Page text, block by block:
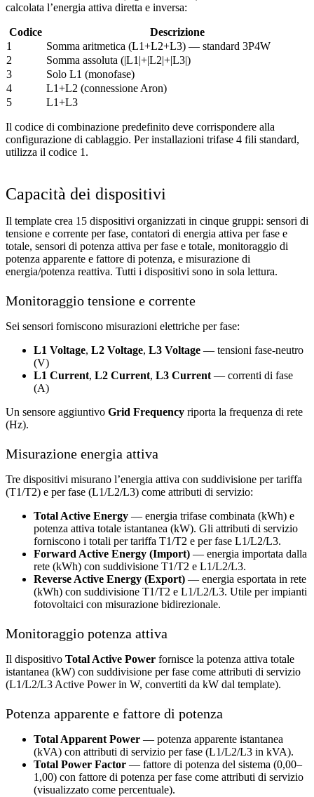
calcolata l’energia attiva diretta e inversa:
Codice
Descrizione
1
Somma aritmetica (L1+L2+L3) — standard 3P4W
2
Somma assoluta (|L1|+|L2|+|L3|)
3
Solo L1 (monofase)
4
L1+L2 (connessione Aron)
5
L1+L3
Il codice di combinazione predefinito deve corrispondere alla
configurazione di cablaggio. Per installazioni trifase 4 fili standard,
utilizza il codice 1.
Capacità dei dispositivi
Il template crea 15 dispositivi organizzati in cinque gruppi: sensori di
tensione e corrente per fase, contatori di energia attiva per fase e
totale, sensori di potenza attiva per fase e totale, monitoraggio di
potenza apparente e fattore di potenza, e misurazione di
energia/potenza reattiva. Tutti i dispositivi sono in sola lettura.
Monitoraggio tensione e corrente
Sei sensori forniscono misurazioni elettriche per fase:
L1 Voltage, L2 Voltage, L3 Voltage — tensioni fase-neutro
(V)
L1 Current, L2 Current, L3 Current — correnti di fase
(A)
Un sensore aggiuntivo Grid Frequency riporta la frequenza di rete
(Hz).
Misurazione energia attiva
Tre dispositivi misurano l’energia attiva con suddivisione per tariffa
(T1/T2) e per fase (L1/L2/L3) come attributi di servizio:
Total Active Energy — energia trifase combinata (kWh) e
potenza attiva totale istantanea (kW). Gli attributi di servizio
forniscono i totali per tariffa T1/T2 e per fase L1/L2/L3.
Forward Active Energy (Import) — energia importata dalla
rete (kWh) con suddivisione T1/T2 e L1/L2/L3.
Reverse Active Energy (Export) — energia esportata in rete
(kWh) con suddivisione T1/T2 e L1/L2/L3. Utile per impianti
fotovoltaici con misurazione bidirezionale.
Monitoraggio potenza attiva
Il dispositivo Total Active Power fornisce la potenza attiva totale
istantanea (kW) con suddivisione per fase come attributi di servizio
(L1/L2/L3 Active Power in W, convertiti da kW dal template).
Potenza apparente e fattore di potenza
Total Apparent Power — potenza apparente istantanea
(kVA) con attributi di servizio per fase (L1/L2/L3 in kVA).
Total Power Factor — fattore di potenza del sistema (0,00–
1,00) con fattore di potenza per fase come attributi di servizio
(visualizzato come percentuale).